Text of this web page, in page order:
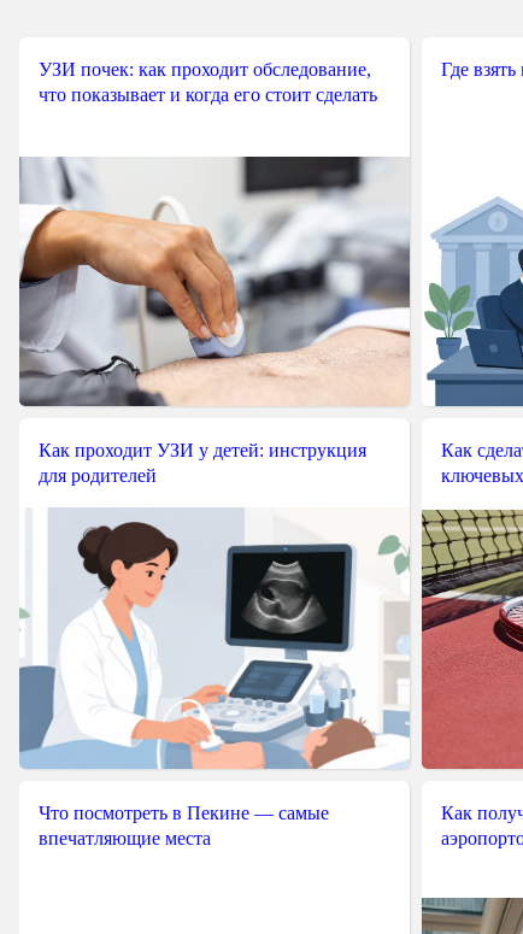
УЗИ почек: как проходит обследование,
что показывает и когда его стоит сделать
Где
Как проходит УЗИ у детей: инструкция
для родителей
Как
Что посмотреть в Пекине — самые
впечатляющие места
Как